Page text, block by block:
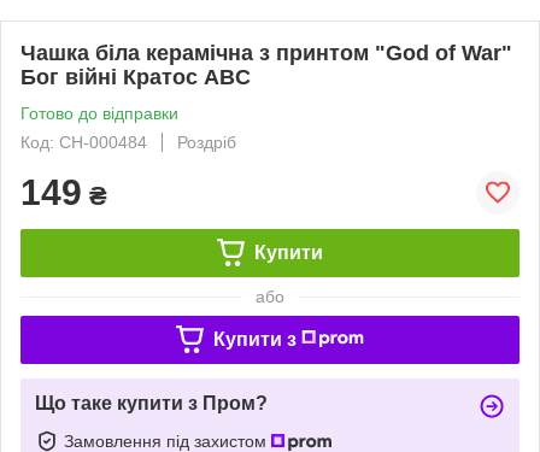
Чашка біла керамічна з принтом "God of War"
Бог війні Кратос ABC
Готово до відправки
Код: СH-000484
Роздріб
149 ₴
Купити
або
Купити з
Що таке купити з Пром?
Замовлення під захистом